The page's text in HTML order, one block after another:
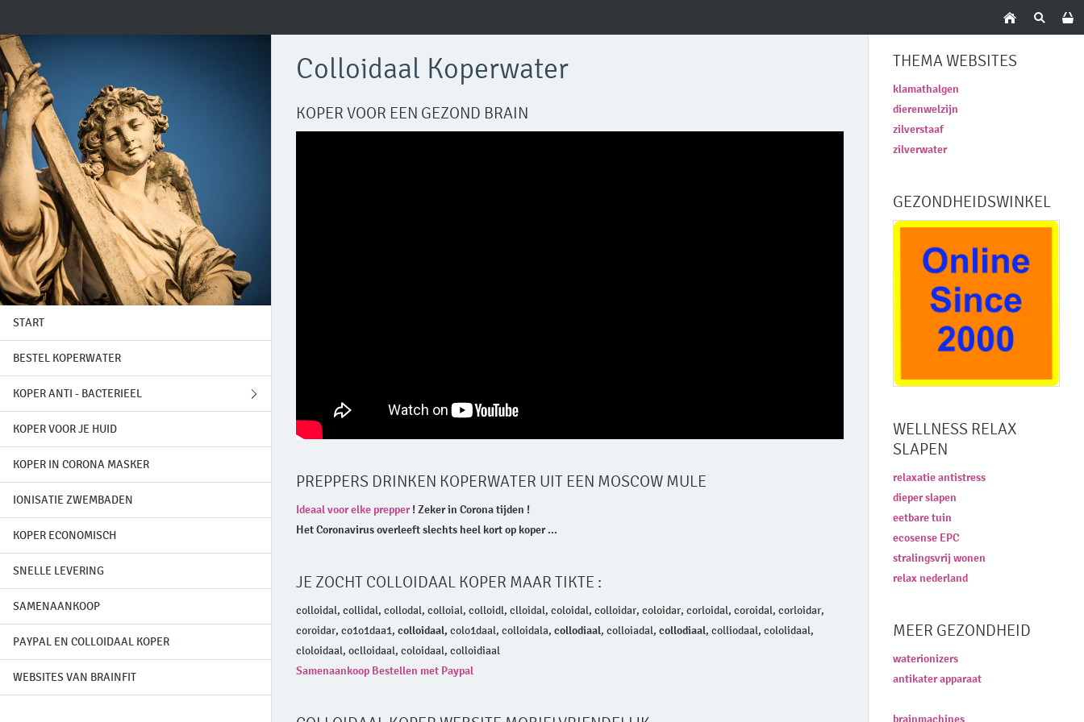
START
BESTEL KOPERWATER
KOPER ANTI - BACTERIEEL
GENEZING LEPRA
PRINSES ENIMIE
BRON VAN BURLE
KOPER VOOR JE HUID
KOPER IN CORONA MASKER
IONISATIE ZWEMBADEN
KOPER ECONOMISCH
SNELLE LEVERING
SAMENAANKOOP
PAYPAL EN COLLOIDAAL KOPER
WEBSITES VAN BRAINFIT
Colloidaal Koperwater
KOPER VOOR EEN GEZOND BRAIN
PREPPERS DRINKEN KOPERWATER UIT EEN MOSCOW MULE
Ideaal voor elke prepper!​ Zeker in Corona tijden !
Het Coronavirus overleeft slechts heel kort op koper ...
JE ZOCHT COLLOIDAAL KOPER MAAR TIKTE :
colloidal, collidal, collodal, colloial, colloidl, clloidal, coloidal, colloidar, coloidar, corloidal, coroidal, corloidar,
coroidar, co1o1daa1, colloidaal, colo1daal, colloidala, collodiaal, colloiadal, collodiaal, colliodaal, cololidaal,
cloloidaal, oclloidaal, coloidaal, colloidiaal
Samenaankoop Bestellen met Paypal
THEMA WEBSITES
klamathalgen
dierenwelzijn
zilverstaaf
zilverwater
GEZONDHEIDSWINKEL
WELLNESS RELAX
SLAPEN
relaxatie antistress
dieper slapen
eetbare tuin
ecosense EPC
stralingsvrij wonen
relax nederland
MEER GEZONDHEID
waterionizers
antikater apparaat
brainmachines